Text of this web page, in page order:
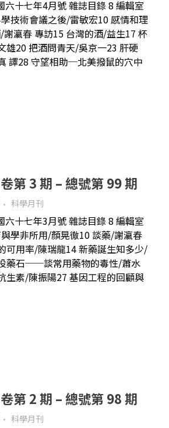
六十七年4月號 雜誌目錄 8 編輯室
技術會議之後/雷敏宏10 感情和理
瀛春 專訪15 台灣的酒/益生17 杯
雄20 把酒問青天/吳京一23 肝硬
譯28 守望相助─北美撥鼠的穴中
第 3 期 – 總號第 99 期
科學月刊
六十七年3月號 雜誌目錄 8 編輯室
學非所用/顏晃徹10 談藥/謝瀛春
可用率/陳瑞龍14 新藥誕生知多少/
藥石──談常用藥物的毒性/蕭水
生素/陳振陽27 基因工程的回顧與
第 2 期 – 總號第 98 期
科學月刊